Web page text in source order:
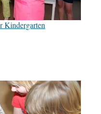
Kindergarten